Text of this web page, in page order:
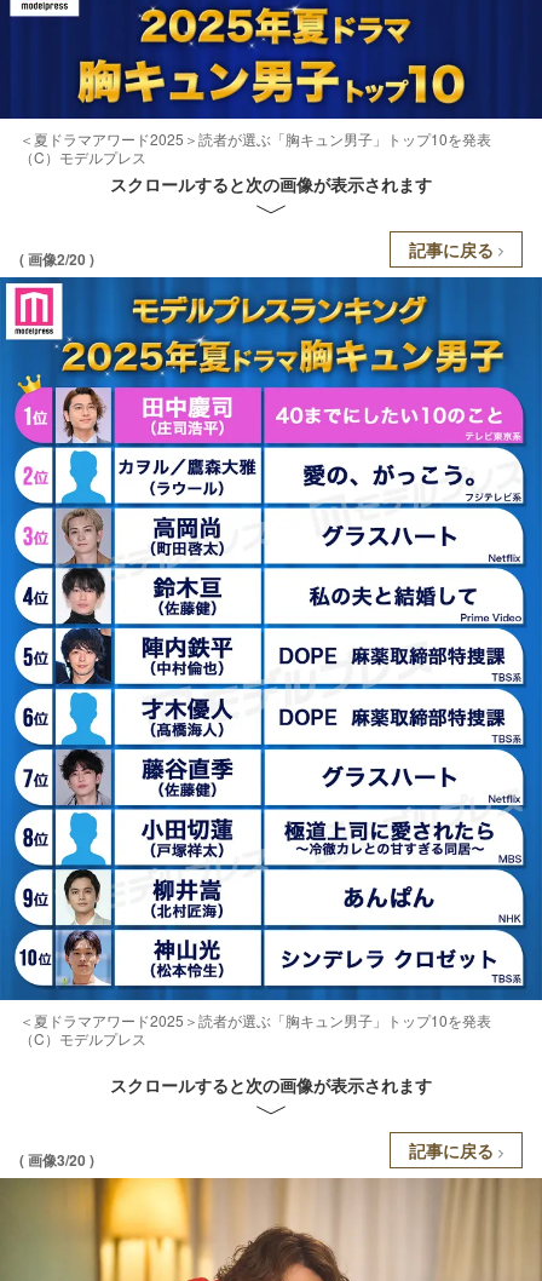
＜夏ドラマアワード2025＞読者が選ぶ「胸キュン男子」トップ10を発表
（C）モデルプレス
スクロールすると次の画像が表示されます
( 画像2/20 ) 記事に戻る
＜夏ドラマアワード2025＞読者が選ぶ「胸キュン男子」トップ10を発表
（C）モデルプレス
スクロールすると次の画像が表示されます
( 画像3/20 ) 記事に戻る